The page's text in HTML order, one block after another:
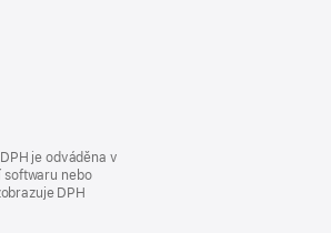
je odváděna v
softwaru nebo
DPH